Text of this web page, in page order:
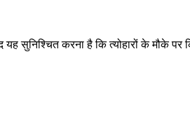
सुनिश्चित करना है कि त्योहारों के मौके पर